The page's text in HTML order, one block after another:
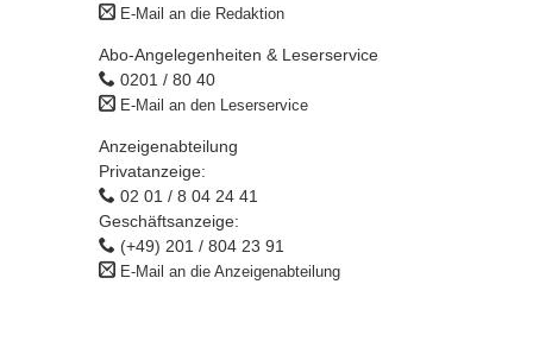
E-Mail an die Redaktion
Abo-Angelegenheiten & Leserservice
0201 / 80 40
E-Mail an den Leserservice
Anzeigenabteilung
Privatanzeige:
02 01 / 8 04 24 41
Geschäftsanzeige:
(+49) 201 / 804 23 91
E-Mail an die Anzeigenabteilung